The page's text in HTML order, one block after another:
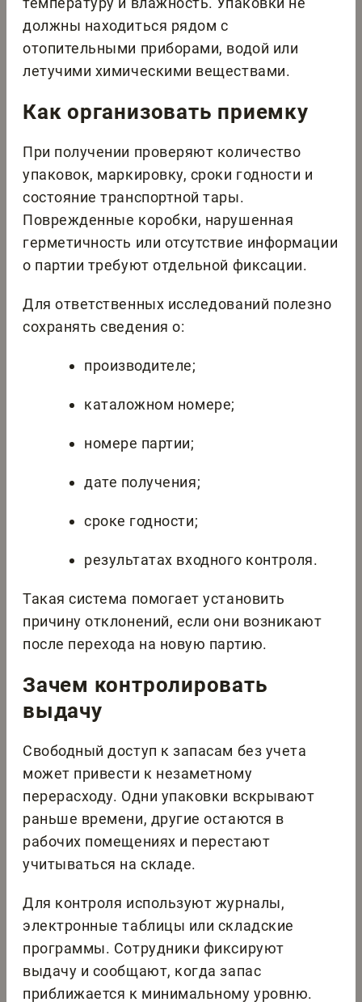
должны находиться рядом с
отопительными приборами, водой или
летучими химическими веществами.
Как организовать приемку
При получении проверяют количество
упаковок, маркировку, сроки годности и
состояние транспортной тары.
Поврежденные коробки, нарушенная
герметичность или отсутствие информации
о партии требуют отдельной фиксации.
Для ответственных исследований полезно
сохранять сведения о:
производителе;
каталожном номере;
номере партии;
дате получения;
сроке годности;
результатах входного контроля.
Такая система помогает установить
причину отклонений, если они возникают
после перехода на новую партию.
Зачем контролировать
выдачу
Свободный доступ к запасам без учета
может привести к незаметному
перерасходу. Одни упаковки вскрывают
раньше времени, другие остаются в
рабочих помещениях и перестают
учитываться на складе.
Для контроля используют журналы,
электронные таблицы или складские
программы. Сотрудники фиксируют
выдачу и сообщают, когда запас
приближается к минимальному уровню.